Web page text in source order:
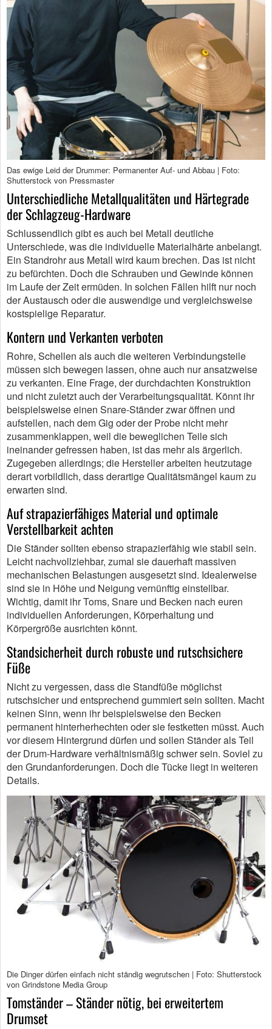
Das ewige Leid der Drummer: Permanenter Auf- und Abbau | Foto:
Shutterstock von Pressmaster
Unterschiedliche Metallqualitäten und Härtegrade
der Schlagzeug-Hardware
Schlussendlich gibt es auch bei Metall deutliche
Unterschiede, was die individuelle Materialhärte anbelangt.
Ein Standrohr aus Metall wird kaum brechen. Das ist nicht
zu befürchten. Doch die Schrauben und Gewinde können
im Laufe der Zeit ermüden. In solchen Fällen hilft nur noch
der Austausch oder die auswendige und vergleichsweise
kostspielige Reparatur.
Kontern und Verkanten verboten
Rohre, Schellen als auch die weiteren Verbindungsteile
müssen sich bewegen lassen, ohne auch nur ansatzweise
zu verkanten. Eine Frage, der durchdachten Konstruktion
und nicht zuletzt auch der Verarbeitungsqualität. Könnt ihr
beispielsweise einen Snare-Ständer zwar öffnen und
aufstellen, nach dem Gig oder der Probe nicht mehr
zusammenklappen, weil die beweglichen Teile sich
ineinander gefressen haben, ist das mehr als ärgerlich.
Zugegeben allerdings; die Hersteller arbeiten heutzutage
derart vorbildlich, dass derartige Qualitätsmängel kaum zu
erwarten sind.
Auf strapazierfähiges Material und optimale
Verstellbarkeit achten
Die Ständer sollten ebenso strapazierfähig wie stabil sein.
Leicht nachvollziehbar, zumal sie dauerhaft massiven
mechanischen Belastungen ausgesetzt sind. Idealerweise
sind sie in Höhe und Neigung vernünftig einstellbar.
Wichtig, damit ihr Toms, Snare und Becken nach euren
individuellen Anforderungen, Körperhaltung und
Körpergröße ausrichten könnt.
Standsicherheit durch robuste und rutschsichere
Füße
Nicht zu vergessen, dass die Standfüße möglichst
rutschsicher und entsprechend gummiert sein sollten. Macht
keinen Sinn, wenn ihr beispielsweise den Becken
permanent hinterherhechten oder sie festketten müsst. Auch
vor diesem Hintergrund dürfen und sollen Ständer als Teil
der Drum-Hardware verhältnismäßig schwer sein. Soviel zu
den Grundanforderungen. Doch die Tücke liegt in weiteren
Details.
Die Dinger dürfen einfach nicht ständig wegrutschen | Foto: Shutterstock
von Grindstone Media Group
Tomständer – Ständer nötig, bei erweitertem
Drumset